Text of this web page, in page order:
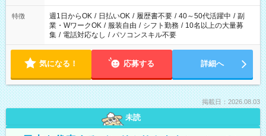
特徴 週1日からOK / 日払いOK / 履歴書不要 / 40～50代活躍中 / 副
業・WワークOK / 服装自由 / シフト勤務 / 10名以上の大量募
集 / 電話対応なし / パソコンスキル不要
気になる！ 応募する 詳細へ
掲載日：2026.08.03
未読